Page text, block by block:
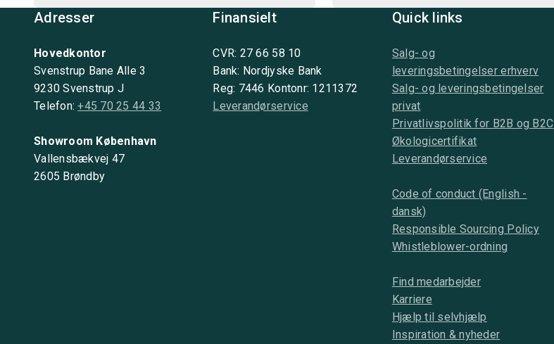
Adresser
Hovedkontor
Svenstrup Bane Alle 3
9230 Svenstrup J
Telefon:+45 70 25 44 33
Showroom København
Vallensbækvej 47
2605 Brøndby
Finansielt
CVR: 27 66 58 10
Bank: Nordjyske Bank
Reg: 7446 Kontonr: 1211372
Leverandørservice
Quick links
Salg- og
leveringsbetingelser erhverv
Salg- og leveringsbetingelser
privat
Privatlivspolitik for B2B og B2C
Økologicertifikat
Leverandørservice
Code of conduct (English -
dansk)
Responsible Sourcing Policy
Whistleblower-ordning
Find medarbejder
Karriere
Hjælp til selvhjælp
Inspiration & nyheder